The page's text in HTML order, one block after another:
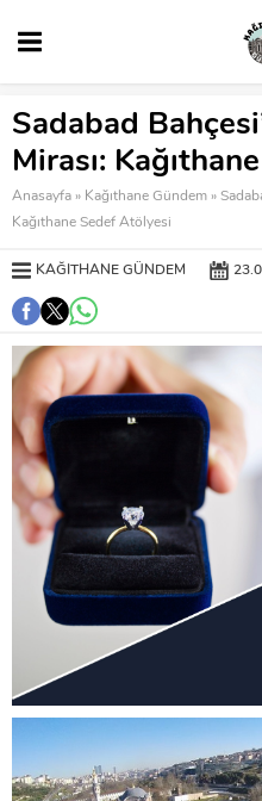
Sadabad
Mirası:
Anasayfa » Kağıthane Gündem »
Kağıthane Sedef Atölyesi
KAĞITHANE GÜNDEM